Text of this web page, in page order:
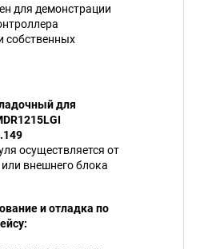
для демонстрации
собственных
для
осуществляется от
внешнего блока
и отладка по